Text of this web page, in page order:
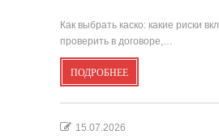
Как выбрать каско: какие риски
проверить в договоре,…
ПОДРОБНЕЕ
15.07.2026